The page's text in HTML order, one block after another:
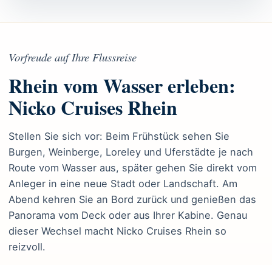
Vorfreude auf Ihre Flussreise
Rhein vom Wasser erleben:
Nicko Cruises Rhein
Stellen Sie sich vor: Beim Frühstück sehen Sie
Burgen, Weinberge, Loreley und Uferstädte je nach
Route vom Wasser aus, später gehen Sie direkt vom
Anleger in eine neue Stadt oder Landschaft. Am
Abend kehren Sie an Bord zurück und genießen das
Panorama vom Deck oder aus Ihrer Kabine. Genau
dieser Wechsel macht Nicko Cruises Rhein so
reizvoll.